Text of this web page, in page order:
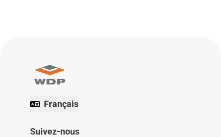
Français
Suivez-nous